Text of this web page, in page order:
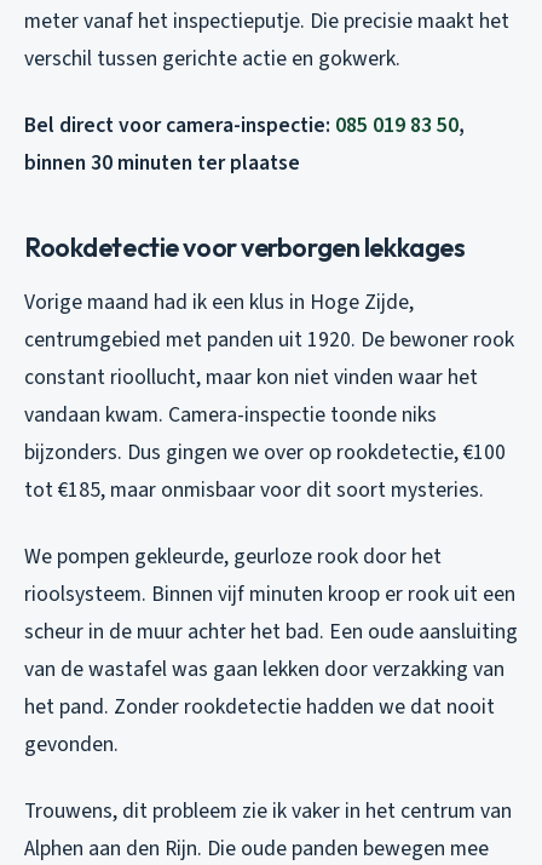
meter vanaf het inspectieputje. Die precisie maakt het
verschil tussen gerichte actie en gokwerk.
Bel direct voor camera-inspectie: 085 019 83 50,
binnen 30 minuten ter plaatse
Rookdetectie voor verborgen lekkages
Vorige maand had ik een klus in Hoge Zijde,
centrumgebied met panden uit 1920. De bewoner rook
constant rioollucht, maar kon niet vinden waar het
vandaan kwam. Camera-inspectie toonde niks
bijzonders. Dus gingen we over op rookdetectie, €100
tot €185, maar onmisbaar voor dit soort mysteries.
We pompen gekleurde, geurloze rook door het
rioolsysteem. Binnen vijf minuten kroop er rook uit een
scheur in de muur achter het bad. Een oude aansluiting
van de wastafel was gaan lekken door verzakking van
het pand. Zonder rookdetectie hadden we dat nooit
gevonden.
Trouwens, dit probleem zie ik vaker in het centrum van
Alphen aan den Rijn. Die oude panden bewegen mee